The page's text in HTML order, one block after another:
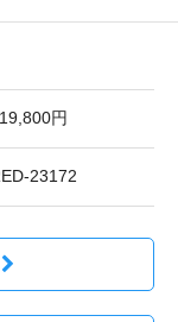
19,800円
23172